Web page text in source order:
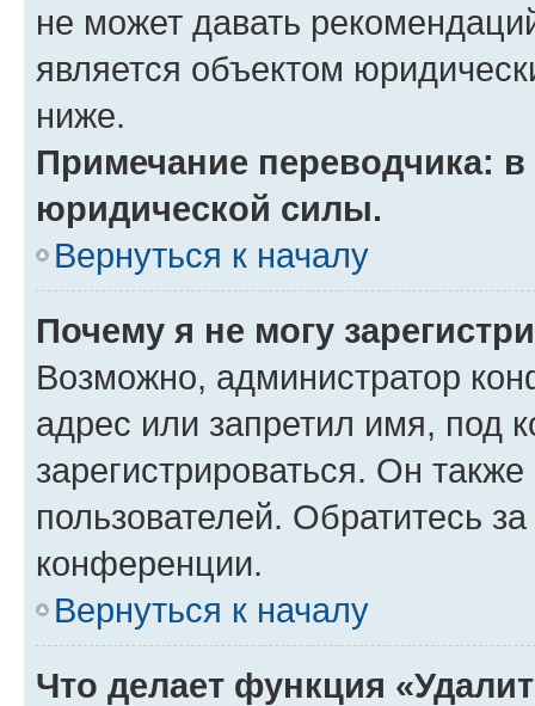
не может давать
является объектом
ниже.
Примечание переводчика:
юридической силы.
Вернуться к началу
Почему я не могу
Возможно, администратор
адрес или запретил имя, под
зарегистрироваться. Он
пользователей. Обратитесь
конференции.
Вернуться к началу
Что делает функция